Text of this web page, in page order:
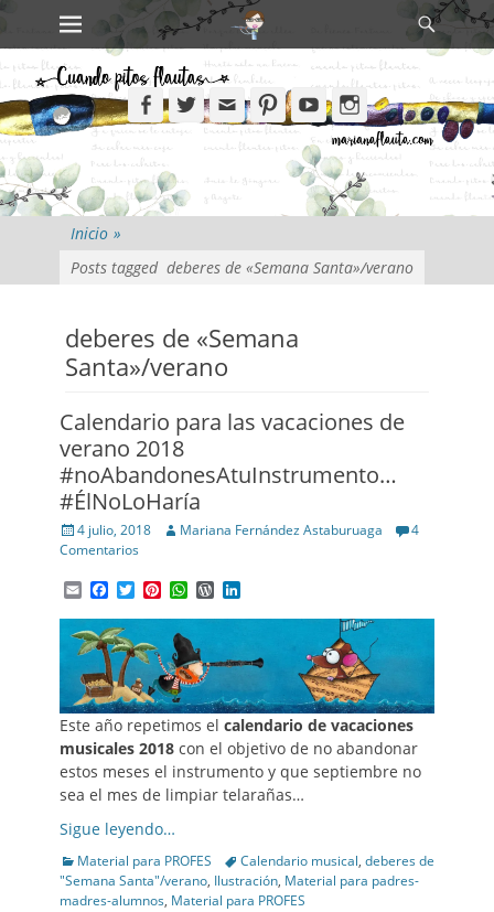
Skip
content
Primary Menu Search
Facebook
TwitterEmailPinterestYouTubeInstagram
Inicio »
Posts tagged deberes de «Semana Santa»/verano
deberes de «Semana
Santa»/verano
Calendario para las vacaciones de
verano 2018
#noAbandonesAtuInstrumento…
#ÉlNoLoHaría
Posted
on
4 julio, 2018 Author
Mariana Fernández Astaburuaga
4
Comentarios
EmailFacebook
TwitterPinterest
WhatsApp
WordPress
Este año repetimos el calendario de vacaciones
musicales 2018 con el objetivo de no abandonar
estos meses el instrumento y que septiembre no
sea el mes de limpiar telarañas…
Sigue leyendo…
Categories
Material para PROFES TagsCalendario musical, deberes de
"Semana Santa"/verano, Ilustración, Material para padres-
madres-alumnos, Material para PROFES